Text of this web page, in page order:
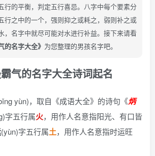
行的平衡，判定五行喜忌。八字中每个要素分
行之中的一个，强则抑之或耗之，弱则补之或
，名字中就尽可能对水进行补益。接下来请看
的名字大全》 为您整理的男孩名字吧。
气的名字大全诗词起名
yùn)， 取自《成语大全》的诗句《炳
字五行属火，用作人名意指阳光、有口皆
(yùn)字五行属土，用作人名意指时运旺